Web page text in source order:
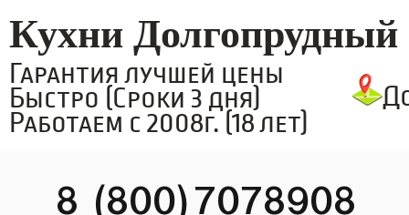
Кухни Долгопрудный
Гарантия лучшей цены
Быстро (Сроки 3 дня)
Работаем с 2008г. (18 лет)
8 (800)7078908